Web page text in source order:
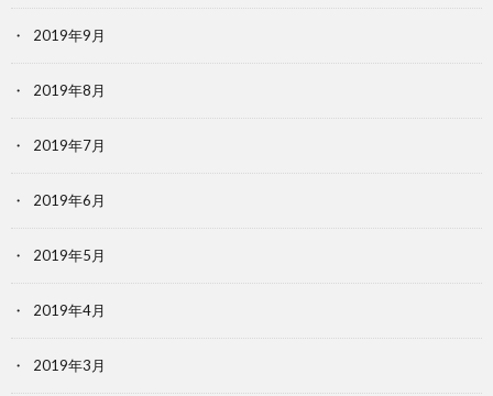
2019年9月
2019年8月
2019年7月
2019年6月
2019年5月
2019年4月
2019年3月